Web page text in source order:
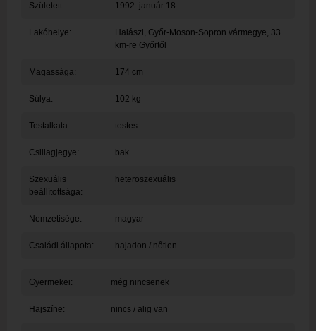
Született: 1992. január 18.
Lakóhelye: Halászi, Győr-Moson-Sopron vármegye, 33
km-re Győrtől
Magassága: 174 cm
Súlya: 102 kg
Testalkata: testes
Csillagjegye: bak
Szexuális
beállítottsága:
heteroszexuális
Nemzetisége: magyar
Családi állapota: hajadon / nőtlen
Gyermekei: még nincsenek
Hajszíne: nincs / alig van